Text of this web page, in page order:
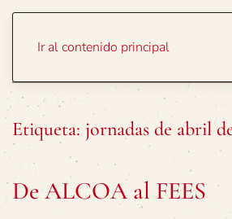
Ir al contenido principal
Etiqueta: jornadas de abril
De ALCOA al FEES